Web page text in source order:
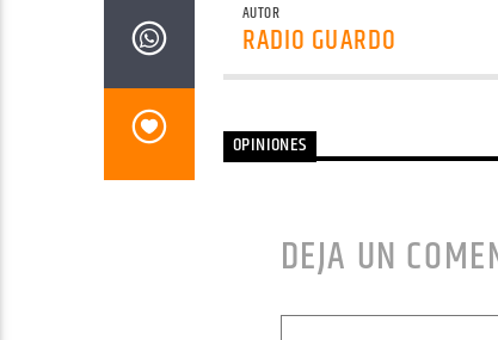
AUTOR
RADIO GUARDO
OPINIONES
DEJA UN